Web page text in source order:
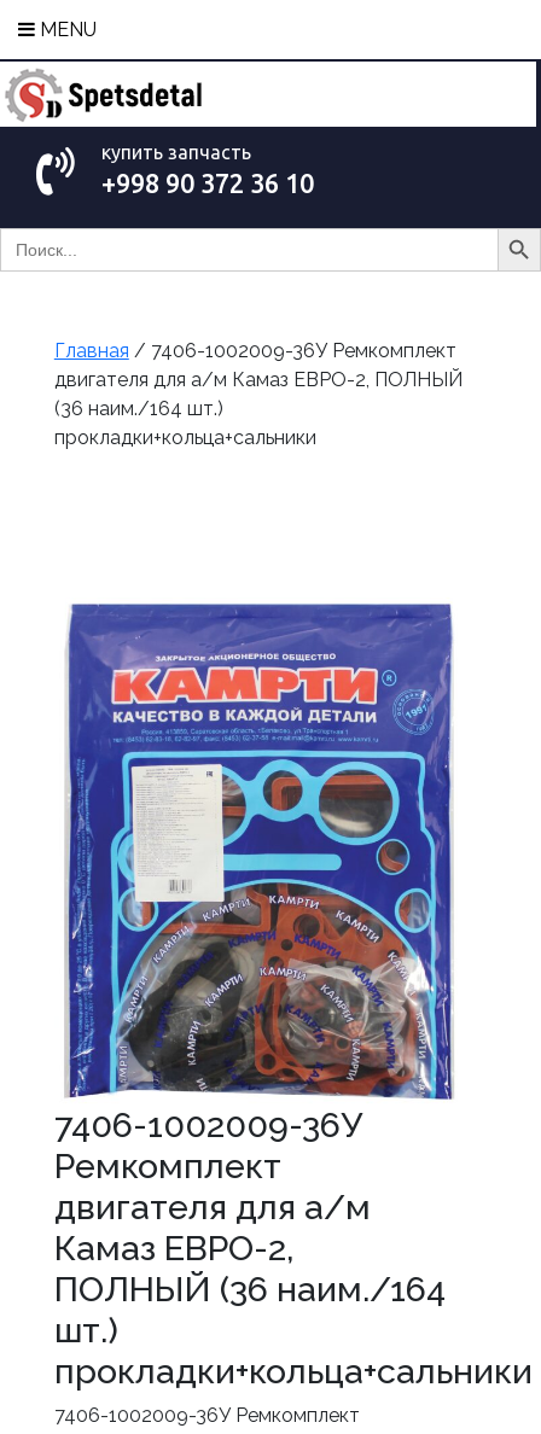
MENU
купить запчасть
+998 90 372 36 10
Search
for:
Search
Главная / 7406-1002009-36У Ремкомплект
двигателя для а/м Камаз ЕВРО-2, ПОЛНЫЙ
(36 наим./164 шт.)
прокладки+кольца+сальники
7406-1002009-36У
Ремкомплект
двигателя для а/м
Камаз ЕВРО-2,
ПОЛНЫЙ (36 наим./164
шт.)
прокладки+кольца+сальники
7406-1002009-36У Ремкомплект